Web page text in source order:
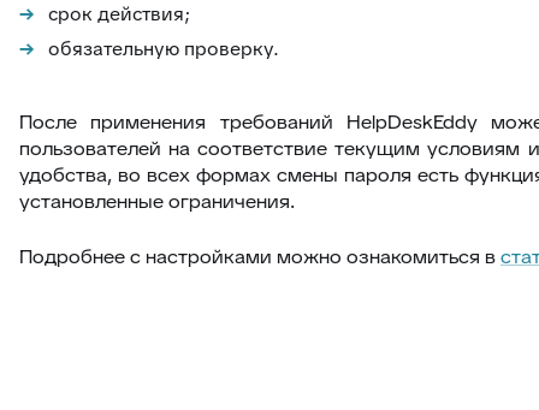
cрок действия;
обязательную проверку.
После применения требований HelpDeskEddy
пользователей на соответствие текущим условиям
удобства, во всех формах смены пароля есть
установленные ограничения.
Подробнее с настройками можно ознакомиться в